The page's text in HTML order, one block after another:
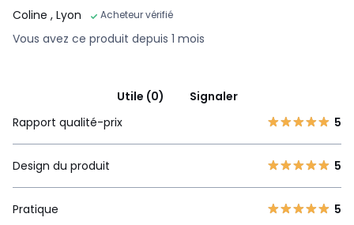
Coline , Lyon Acheteur vérifié
Vous avez ce produit depuis 1 mois
Utile (0)
Signaler
Rapport qualité-prix
5
Design du produit 5
Pratique 5